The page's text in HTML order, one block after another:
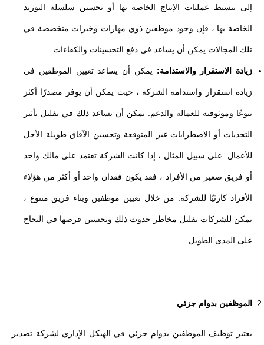
إلى تبسيط عمليات الإنتاج الخاصة بها أو تحسين سلسلة التوريد
الخاصة بها ، فإن وجود موظفين ذوي مهارات وخبرات متخصصة في
تلك المجالات يمكن أن يساعد في دفع التحسينات والكفاءات.
زيادة الاستقرار والاستدامة: يمكن أن يساعد تعيين الموظفين في
زيادة استقرار واستدامة الشركة ، حيث يمكن أن يوفر مصدرًا أكثر
تنوعًا وموثوقية للعمالة والدعم. يمكن أن يساعد ذلك في تقليل تأثير
التحديات أو الاضطرابات غير المتوقعة وتحسين الآفاق طويلة الأجل
للأعمال. على سبيل المثال ، إذا كانت الشركة تعتمد على مالك واحد
أو فريق صغير من الأفراد ، فقد يكون فقدان واحد أو أكثر من هؤلاء
الأفراد كارثيًا للشركة. من خلال تعيين موظفين وبناء فريق متنوع ،
يمكن للشركات تقليل مخاطر حدوث ذلك وتحسين فرصها في النجاح
على المدى الطويل.
الموظفين بدوام جزئي
يعتبر توظيف الموظفين بدوام جزئي في الهيكل الإداري لشركة تصدير